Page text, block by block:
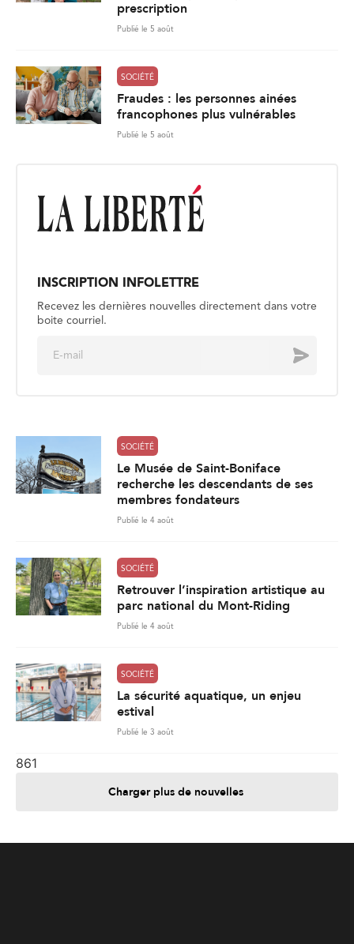
prescription
Publié le 5 août
SOCIÉTÉ
Fraudes : les personnes ainées
francophones plus vulnérables
Publié le 5 août
Recevez les dernières nouvelles directement dans votre
boite courriel.
E
Le Musée de Saint-Boniface
recherche les descendants de ses
membres fondateurs
Publié le 4 août
Retrouver l’inspiration artistique au
parc national du Mont-Riding
Publié le 4 août
La sécurité aquatique, un enjeu
estival
Publié le 3 août